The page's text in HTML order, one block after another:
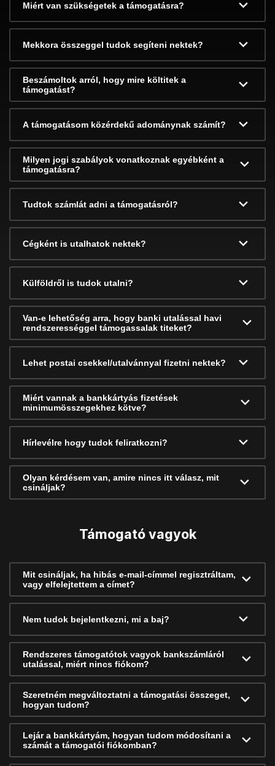
Miért van szükségetek a támogatásra?
Mekkora összeggel tudok segíteni nektek?
Beszámoltok arról, hogy mire költitek a
támogatást?
A támogatásom közérdekű adománynak számít?
Milyen jogi szabályok vonatkoznak egyébként a
támogatásra?
Tudtok számlát adni a támogatásról?
Cégként is utalhatok nektek?
Külföldről is tudok utalni?
Van-e lehetőség arra, hogy banki utalással havi
rendszerességgel támogassalak titeket?
Lehet postai csekkel/utalvánnyal fizetni nektek?
Miért vannak a bankkártyás fizetések
minimumösszegekhez kötve?
Hírlevélre hogy tudok feliratkozni?
Olyan kérdésem van, amire nincs itt válasz, mit
csináljak?
Támogató vagyok
Mit csináljak, ha hibás e-mail-címmel regisztráltam,
vagy elfelejtettem a címet?
Nem tudok bejelentkezni, mi a baj?
Rendszeres támogatótok vagyok bankszámláról
utalással, miért nincs fiókom?
Szeretném megváltoztatni a támogatási összeget,
hogyan tudom?
Lejár a bankkártyám, hogyan tudom módosítani a
számát a támogatói fiókomban?